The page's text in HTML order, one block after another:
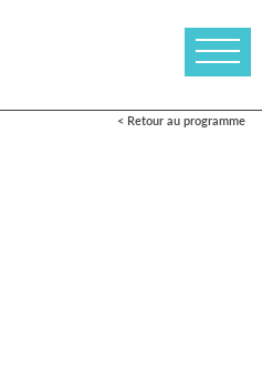
< Retour au programme